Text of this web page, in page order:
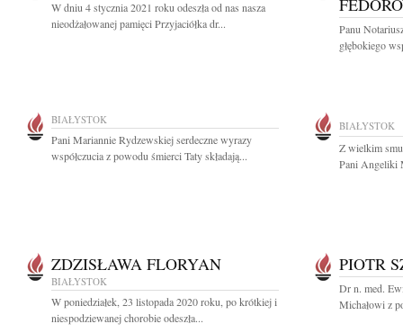
W dniu 4 stycznia 2021 roku odeszła od nas nasza
nieodżałowanej pamięci Przyjaciółka dr...
Panu
głębokiego
BIAŁYSTOK
Pani Mariannie Rydzewskiej serdeczne wyrazy
współczucia z powodu śmierci Taty składają...
BIAŁYSTOK
Z wielkim
Pani Angeliki
ZDZISŁAWA FLORYAN
BIAŁYSTOK
W poniedziałek, 23 listopada 2020 roku, po krótkiej i
niespodziewanej chorobie odeszła...
PIOTR
Dr n. med.
Michałowi z